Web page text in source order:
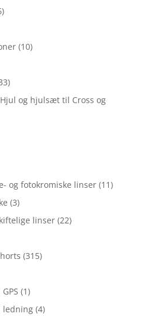
(10)
og hjulsæt til Cross og
og fotokromiske linser (11)
(3)
linser (22)
(315)
(1)
ledning (4)